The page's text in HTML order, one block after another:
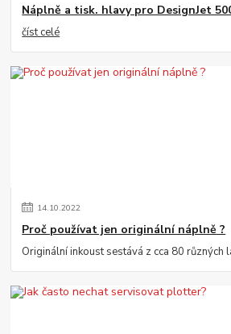
Náplně a tisk. hlavy pro DesignJet
číst celé
14.10.2022
Proč používat jen originální náplně ?
Originální inkoust sestává z cca 80 různých